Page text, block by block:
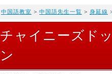
中国語教室 > 中国語先生一覧 > 身延線
チャイニーズド
ン